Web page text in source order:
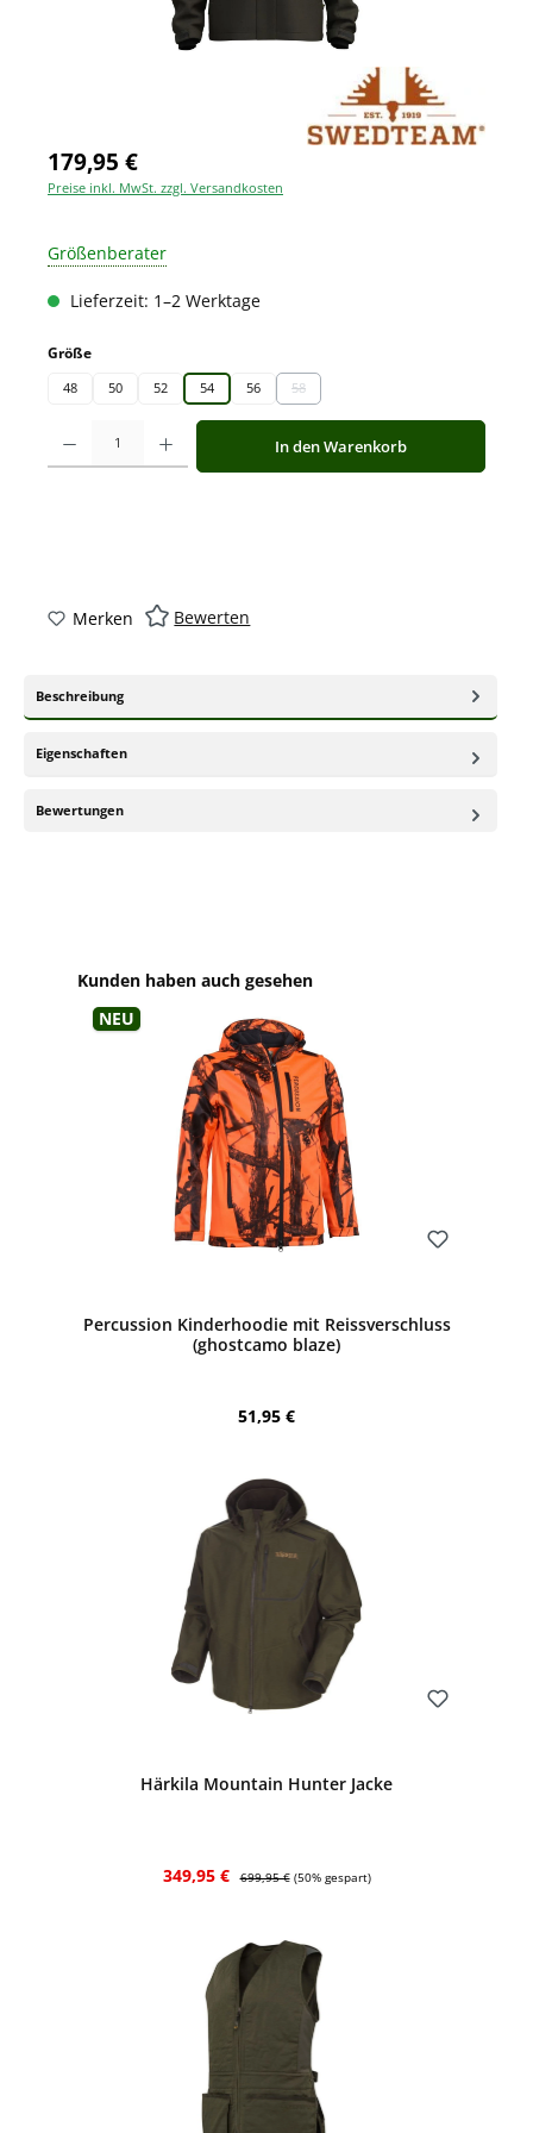
179,95 €
Preise inkl. MwSt. zzgl. Versandkosten
Größenberater
Lieferzeit: 1–2 Werktage
Größeauswählen
48 50 52 54 56 58
(Diese Option ist zurzeit nicht verfügbar.)
Produkt Anzahl: Gib den gewünschten Wert ein oder benutze die
In den Warenkorb
Merken Bewerten
Beschreibung
Eigenschaften
Bewertungen
Produktgalerie überspringen
Kunden haben auch gesehen
Neu
Percussion Kinderhoodie mit Reissverschluss
(ghostcamo blaze)
Regulärer Preis:
51,95 €
Härkila Mountain Hunter Jacke
Verkaufspreis:
349,95 € Regulärer Preis:
699,95 € (50% gespart)